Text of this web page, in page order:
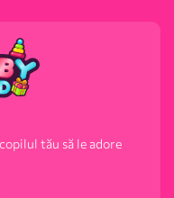
tău să le adore